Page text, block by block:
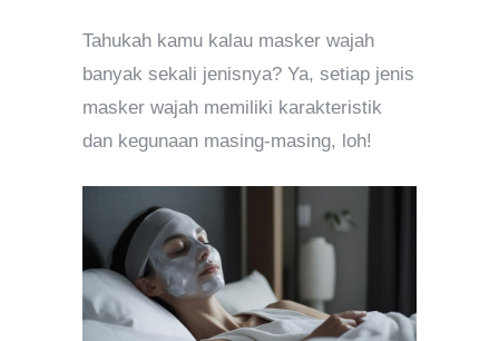
Tahukah kamu kalau masker wajah
banyak sekali jenisnya? Ya, setiap jenis
masker wajah memiliki karakteristik
dan kegunaan masing-masing, loh!